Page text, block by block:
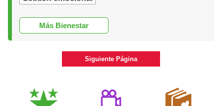
Más Bienestar
Siguiente Página